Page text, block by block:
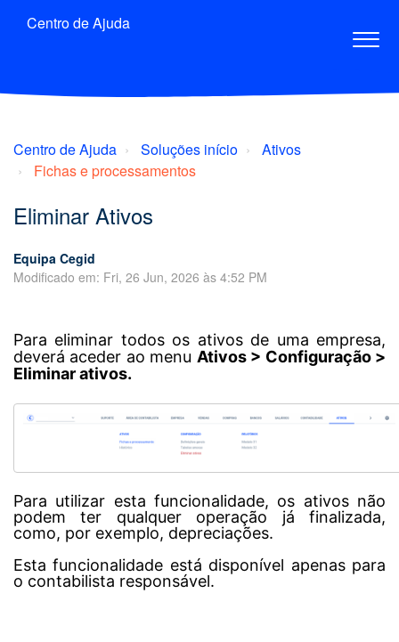
Centro de Ajuda
Centro de Ajuda Soluções início
Ativos
Fichas e processamentos
Eliminar Ativos
Equipa Cegid
Modificado em: Fri, 26 Jun, 2026 às 4:52 PM
Para eliminar todos os ativos de uma empresa,
deverá aceder ao menu Ativos > Configuração >
Eliminar ativos.
Para utilizar esta funcionalidade, os ativos não
podem ter qualquer operação já finalizada,
como, por exemplo, depreciações.
Esta funcionalidade está disponível apenas para
o contabilista responsável.